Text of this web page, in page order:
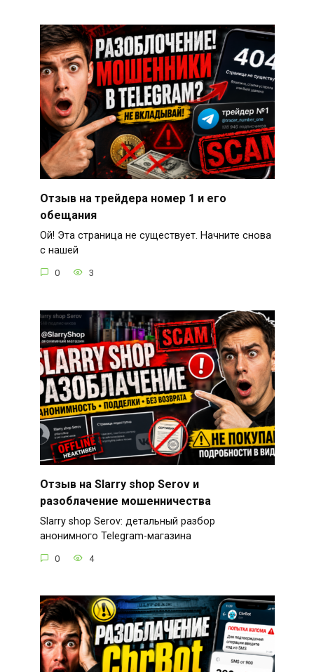
Отзыв на трейдера номер 1 и его
обещания
Ой! Эта страница не существует. Начните снова
с нашей
0 3
Отзыв на Slarry shop Serov и
разоблачение мошенничества
Slarry shop Serov: детальный разбор
анонимного Telegram-магазина
0 4